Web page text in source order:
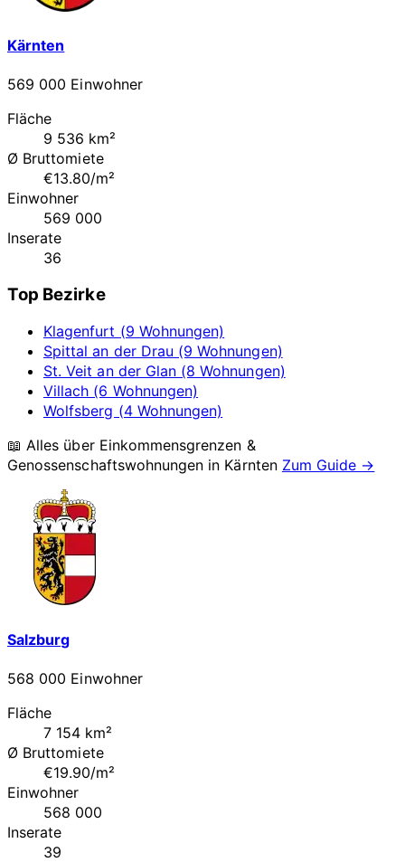
Kärnten
569 000 Einwohner
Fläche
9 536 km²
Ø Bruttomiete
€13.80/m²
Einwohner
569 000
Inserate
36
Top Bezirke
Klagenfurt (9 Wohnungen)
Spittal an der Drau (9 Wohnungen)
St. Veit an der Glan (8 Wohnungen)
Villach (6 Wohnungen)
Wolfsberg (4 Wohnungen)
📖 Alles über Einkommensgrenzen &
Genossenschaftswohnungen in Kärnten Zum Guide →
Salzburg
568 000 Einwohner
Fläche
7 154 km²
Ø Bruttomiete
€19.90/m²
Einwohner
568 000
Inserate
39